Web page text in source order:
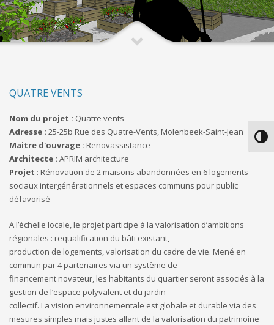
QUATRE VENTS
Nom du projet : Quatre vents
Adresse : 25-25b Rue des Quatre-Vents, Molenbeek-Saint-Jean
Maitre d'ouvrage : Renovassistance
Architecte : APRIM architecture
Projet : Rénovation de 2 maisons abandonnées en 6 logements
sociaux intergénérationnels et espaces communs pour public
défavorisé
A l’échelle locale, le projet participe à la valorisation d’ambitions
régionales : requalification du bâti existant,
production de logements, valorisation du cadre de vie. Mené en
commun par 4 partenaires via un système de
financement novateur, les habitants du quartier seront associés à la
gestion de l’espace polyvalent et du jardin
collectif. La vision environnementale est globale et durable via des
mesures simples mais justes allant de la valorisation du patrimoine